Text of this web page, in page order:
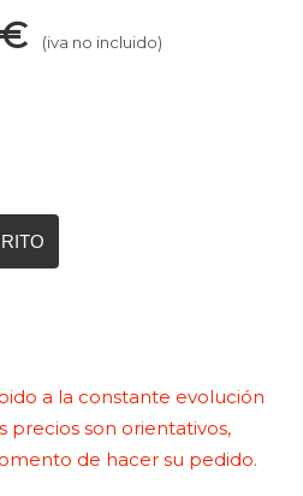
€ (iva no incluido)
a la constante evolución
precios son orientativos,
de hacer su pedido.